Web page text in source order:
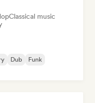
Classical music
Dub
Funk